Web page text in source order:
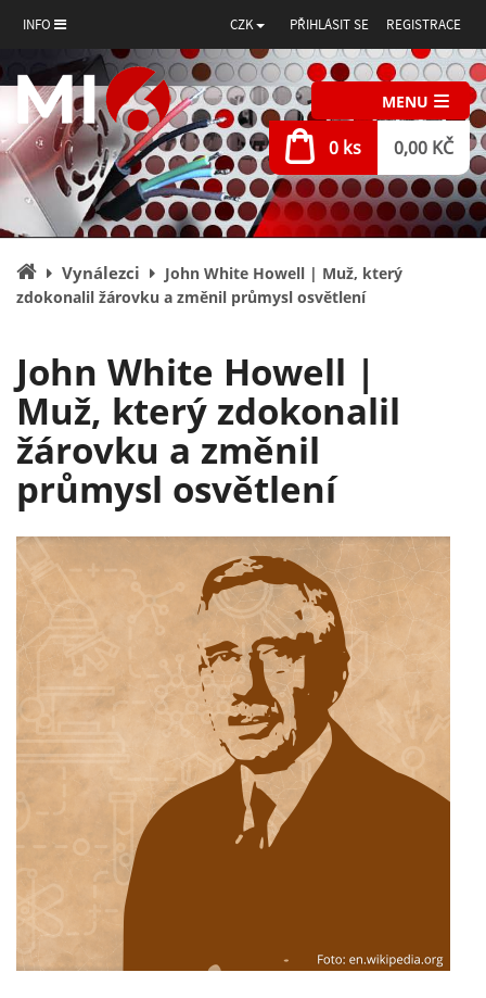
INFO CZK PŘIHLÁSIT SE REGISTRACE
MENU
0 ks 0,00 KČ
Úvodní
stránka
Vynálezci
John White Howell | Muž, který
zdokonalil žárovku a změnil průmysl osvětlení
John White Howell |
Muž, který zdokonalil
žárovku a změnil
průmysl osvětlení